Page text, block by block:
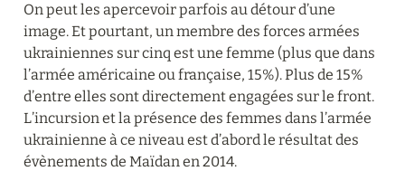
On peut les apercevoir parfois au détour d’une
image. Et pourtant, un membre des forces armées
ukrainiennes sur cinq est une femme (plus que dans
l’armée américaine ou française, 15%). Plus de 15%
d’entre elles sont directement engagées sur le front.
L’incursion et la présence des femmes dans l’armée
ukrainienne à ce niveau est d’abord le résultat des
évènements de Maïdan en 2014.